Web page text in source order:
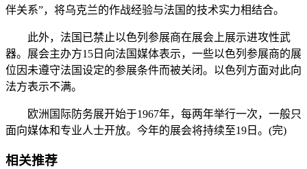
伴关系”，将乌克兰的作战经验与法国的技术实力相结合。
此外，法国已禁止以色列参展商在展会上展示进攻性武
器。展会主办方15日向法国媒体表示，一些以色列参展商的展
位因未遵守法国设定的参展条件而被关闭。以色列方面对此向
法方表示不满。
欧洲国际防务展开始于1967年，每两年举行一次，一般只
面向媒体和专业人士开放。今年的展会将持续至19日。(完)
相关推荐